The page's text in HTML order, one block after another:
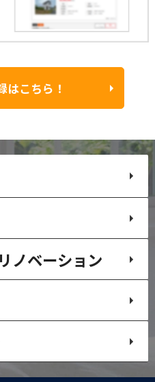
はこちら！
リノベーション